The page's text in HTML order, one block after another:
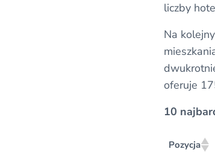
liczby
Na
oferuje
10
Pozycja